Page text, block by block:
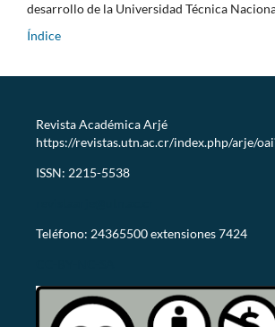
desarrollo de la Universidad Técnica
Índice
Revista Académica Arjé
https://revistas.utn.ac.cr/index.php/arje/
ISSN: 2215-5538
Teléfono: 24365500 extensiones 7424